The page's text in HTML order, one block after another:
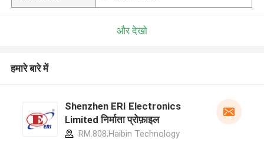
और देखो
हमारे बारे में
Shenzhen ERI Electronics
Limited निर्माता प्रोफ़ाइल
RM.808,Haibin Technology